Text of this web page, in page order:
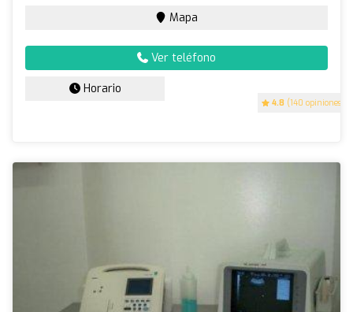
4.8 (140 opiniones)
Mapa
Ver teléfono
Horario